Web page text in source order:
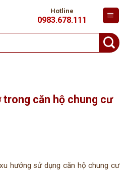
Hotline
0983.678.111
trong căn hộ chung cư
hướng sử dụng căn hộ chung cư